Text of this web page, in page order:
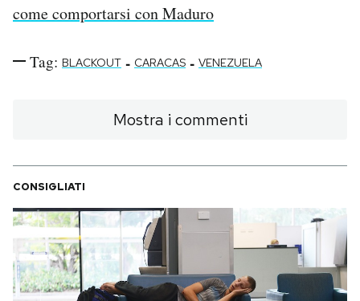
come comportarsi con Maduro
Tag: BLACKOUT - CARACAS - VENEZUELA
Mostra i commenti
CONSIGLIATI